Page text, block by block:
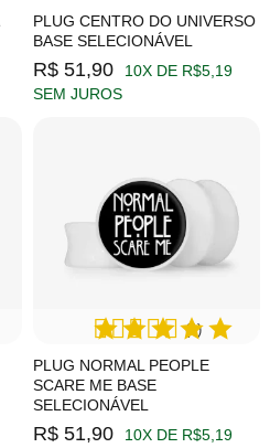
PLUG CENTRO DO UNIVERSO
BASE SELECIONÁVEL
R$ 51,90
10X DE R$5,19
SEM JUROS
PLUG NORMAL PEOPLE
SCARE ME BASE
SELECIONÁVEL
(1)
R$ 51,90
10X DE R$5,19